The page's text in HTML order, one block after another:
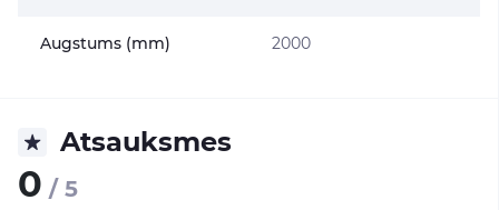
Augstums (mm) 2000
Atsauksmes
0 / 5